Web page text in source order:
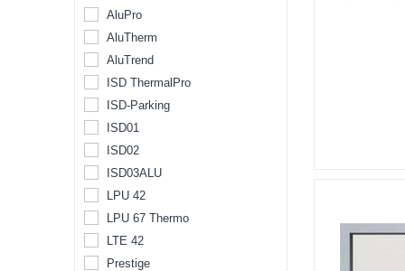
AluPro
AluTherm
AluTrend
ISD ThermalPro
ISD-Parking
ISD01
ISD02
ISD03ALU
LPU 42
LPU 67 Thermo
LTE 42
Prestige